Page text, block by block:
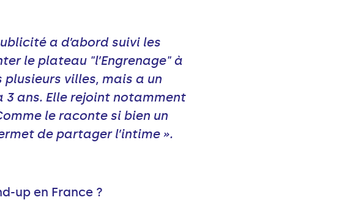
a d’abord suivi les
le plateau "l’Engrenage" à
plusieurs villes, mais a un
ans. Elle rejoint notamment
le raconte si bien un
de partager l’intime ».
up en France ?